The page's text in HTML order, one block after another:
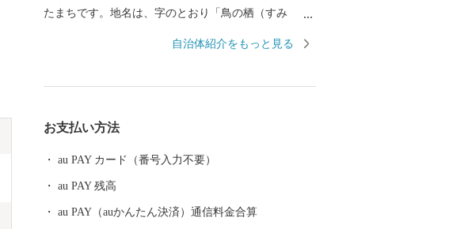
たまちです。地名は、字のとおり「鳥の栖（すみ
ど多くの野鳥を見ることができます。 また、鳥栖市は
て発展を遂げてきました。 さらに、近年では鳥栖市を
り上げています。
自治体紹介をもっと見る
お支払い方法
au PAY カード（番号入力不要）
au PAY 残高
au PAY（auかんたん決済）通信料金合算